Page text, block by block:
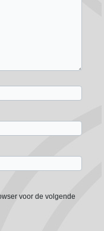
voor de volgende